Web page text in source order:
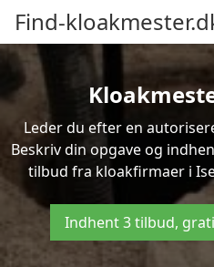
Find-
Leder du efter en
Beskriv din opgave og
tilbud fra kloakfirmaer i
Indhent 3 tilbud,